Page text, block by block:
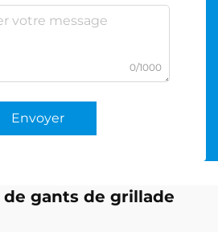
0/1000
Envoyer
gants de grillade